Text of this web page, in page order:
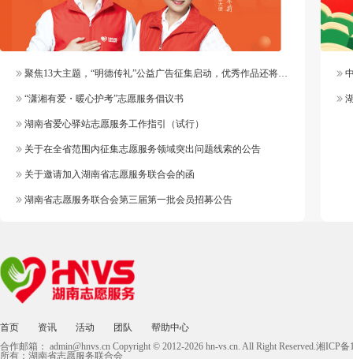
聚焦13大主题，“明德传礼”公益广告征集启动，优秀作品还将纳入官方作品库
“潇湘有爱・暖心护考”志愿服务倡议书
湖南省爱心驿站志愿服务工作指引（试行）
关于在全省范围内征集志愿服务领域突出问题线索的公告
关于邀请加入湖南省志愿服务联合会的函
湖南省志愿服务联合会第三届第一批会员招募公告
首页 资讯 活动 团队
帮助中心
合作邮箱： admin@hnvs.cn Copyright © 2012-2026 hn-vs.cn. All Right Reserved.湘ICP
所有：湖南省志愿服务联合会